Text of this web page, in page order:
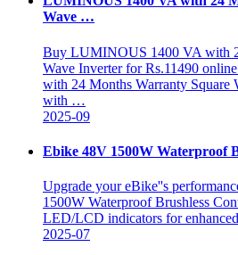
Wave …
Buy LUMINOUS 1400 VA with
Wave Inverter for Rs.11490
with 24 Months Warranty Square
with …
2025-09
Ebike 48V 1500W Waterproof
Upgrade your eBike''s
1500W Waterproof Brushless
LED/LCD indicators for
2025-07